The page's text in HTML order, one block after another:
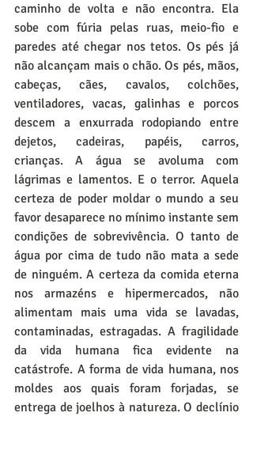
caminho de volta e não encontra. Ela
sobe com fúria pelas ruas, meio-fio e
paredes até chegar nos tetos. Os pés já
não alcançam mais o chão. Os pés, mãos,
cabeças, cães, cavalos, colchões,
ventiladores, vacas, galinhas e porcos
descem a enxurrada rodopiando entre
dejetos, cadeiras, papéis, carros,
crianças. A água se avoluma com
lágrimas e lamentos. E o terror. Aquela
certeza de poder moldar o mundo a seu
favor desaparece no mínimo instante sem
condições de sobrevivência. O tanto de
água por cima de tudo não mata a sede
de ninguém. A certeza da comida eterna
nos armazéns e hipermercados, não
alimentam mais uma vida se lavadas,
contaminadas, estragadas. A fragilidade
da vida humana fica evidente na
catástrofe. A forma de vida humana, nos
moldes aos quais foram forjadas, se
entrega de joelhos à natureza. O declínio